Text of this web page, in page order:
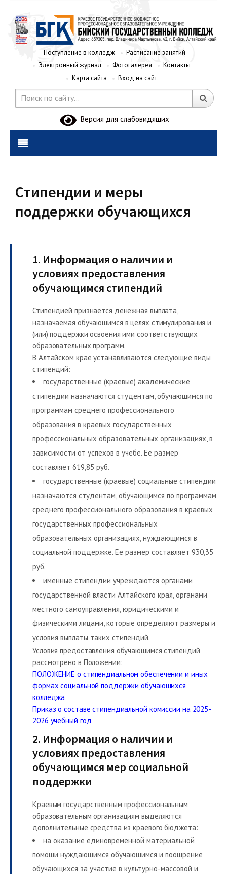
Поступление в колледж
Расписание занятий
Электронный журнал
Фотогалерея
Контакты
Карта сайта
Вход на сайт
Версия для слабовидящих
Стипендии и меры
поддержки обучающихся
1. Информация о наличии и
условиях предоставления
обучающимся стипендий
Стипендией признается денежная выплата,
назначаемая обучающимся в целях стимулирования и
(или) поддержки освоения ими соответствующих
образовательных программ.
В Алтайском крае устанавливаются следующие виды
стипендий:
государственные (краевые) академические
стипендии назначаются студентам, обучающимся по
программам среднего профессионального
образования в краевых государственных
профессиональных образовательных организациях, в
зависимости от успехов в учебе. Ее размер
составляет 619,85 руб.
государственные (краевые) социальные стипендии
назначаются студентам, обучающимся по программам
среднего профессионального образования в краевых
государственных профессиональных
образовательных организациях, нуждающимся в
социальной поддержке. Ее размер составляет 930,35
руб.
именные стипендии учреждаются органами
государственной власти Алтайского края, органами
местного самоуправления, юридическими и
физическими лицами, которые определяют размеры и
условия выплаты таких стипендий.
Условия предоставления обучающимся стипендий
рассмотрено в Положении:
ПОЛОЖЕНИЕ о стипендиальном обеспечении и иных
формах социальной поддержки обучающихся
колледжа
Приказ о составе стипендиальной комиссии на 2025-
2026 учебный год
2. Информация о наличии и
условиях предоставления
обучающимся мер социальной
поддержки
Краевым государственным профессиональным
образовательным организациям выделяются
дополнительные средства из краевого бюджета:
на оказание единовременной материальной
помощи нуждающимся обучающимся и поощрение
обучающихся за участие в культурно-массовой и